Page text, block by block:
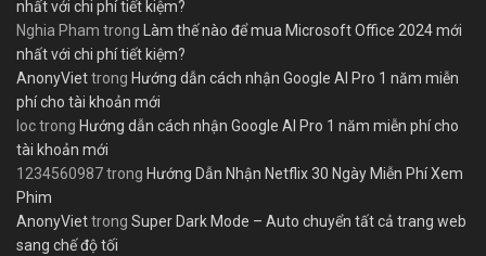
nhất với chi phí tiết kiệm?
Nghia Pham trong Làm thế nào để mua Microsoft Office 2024 mới
nhất với chi phí tiết kiệm?
AnonyViettrong Hướng dẫn cách nhận Google AI Pro 1 năm miễn
phí cho tài khoản mới
loctrong Hướng dẫn cách nhận Google AI Pro 1 năm miễn phí cho
tài khoản mới
1234560987trong Hướng Dẫn Nhận Netflix 30 Ngày Miễn Phí Xem
Phim
AnonyViettrong Super Dark Mode – Auto chuyển tất cả trang web
sang chế độ tối